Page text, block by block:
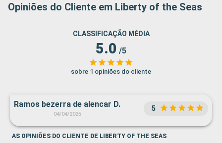
Opiniões do Cliente em Liberty of the Seas
CLASSIFICAÇÃO MÉDIA
5.0 /5
sobre 1 opiniões do cliente
Ramos bezerra de alencar D.
04/04/2025
5
AS OPINIÕES DO CLIENTE DE LIBERTY OF THE SEAS